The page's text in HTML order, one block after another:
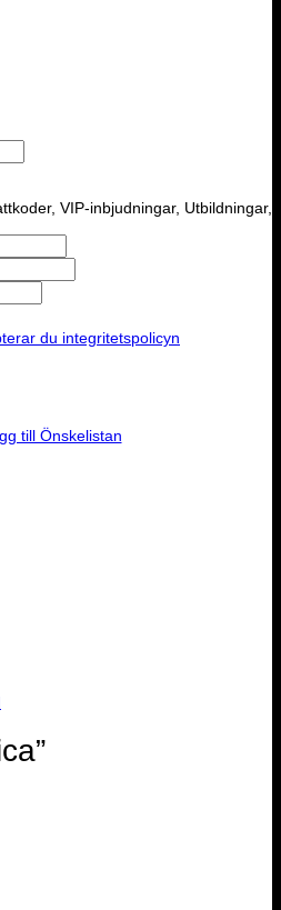
VIP-inbjudningar, Utbildningar,
du integritetspolicyn
till Önskelistan